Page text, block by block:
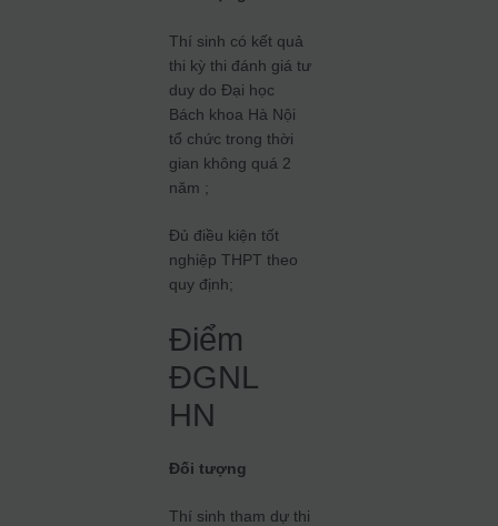
Thí sinh có kết quả
thi kỳ thi đánh giá tư
duy do Đại học
Bách khoa Hà Nội
tổ chức trong thời
gian không quá 2
năm ;
Đủ điều kiện tốt
nghiệp THPT theo
quy định;
Điểm
ĐGNL
HN
Đối tượng
Thí sinh tham dự thi